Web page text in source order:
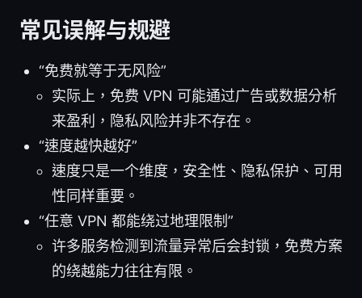
常见误解与规避
“免费就等于无风险”
实际上，免费 VPN 可能通过广告或数据分析
来盈利，隐私风险并非不存在。
“速度越快越好”
速度只是一个维度，安全性、隐私保护、可用
性同样重要。
“任意 VPN 都能绕过地理限制”
许多服务检测到流量异常后会封锁，免费方案
的绕越能力往往有限。